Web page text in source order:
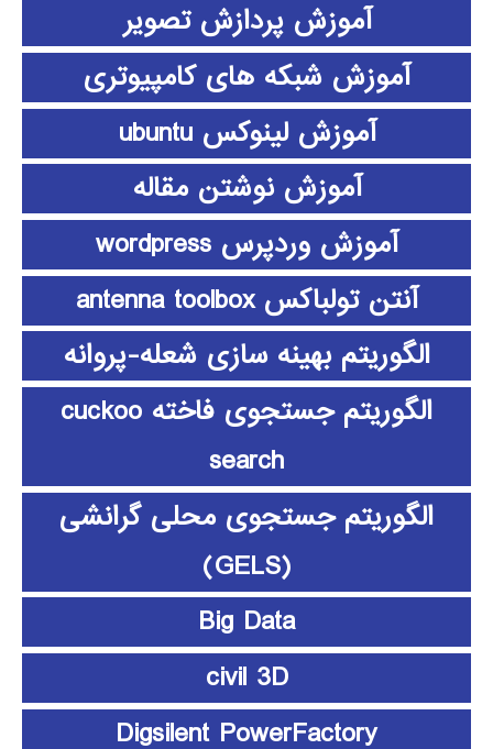
آموزش پردازش تصویر
آموزش شبکه های کامپیوتری
آموزش لینوکس ubuntu
آموزش نوشتن مقاله
آموزش وردپرس wordpress
آنتن تولباکس antenna toolbox
الگوریتم بهینه سازی شعله-پروانه
الگوریتم جستجوی فاخته cuckoo
search
الگوریتم جستجوی محلی گرانشی
(GELS)
Big Data
civil 3D
Digsilent PowerFactory